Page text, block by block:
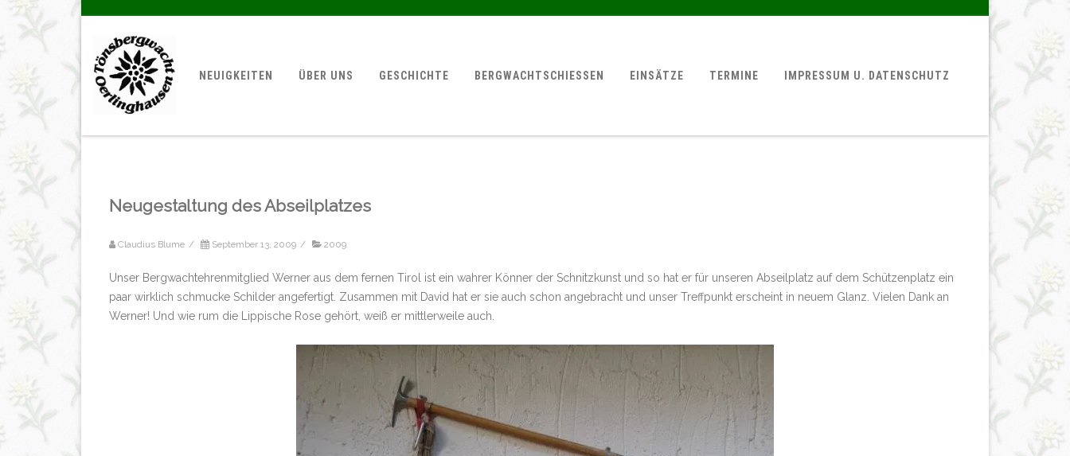
NEUIGKEITEN ÜBER UNS GESCHICHTE BERGWACHTSCHIESSEN EINSÄTZE TERMINE IMPRESSUM U. DATENSCHUTZ
Neugestaltung des Abseilplatzes
Claudius Blume / September 13, 2009 / 2009
Unser Bergwachtehrenmitglied Werner aus dem fernen Tirol ist ein wahrer Könner der Schnitzkunst und so hat er für unseren Abseilplatz auf dem Schützenplatz ein
paar wirklich schmucke Schilder angefertigt. Zusammen mit David hat er sie auch schon angebracht und unser Treffpunkt erscheint in neuem Glanz. Vielen Dank an
Werner! Und wie rum die Lippische Rose gehört, weiß er mittlerweile auch.